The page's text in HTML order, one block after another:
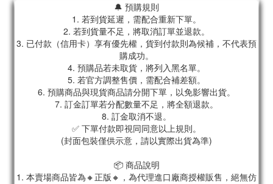
🔔 預購規則
1. 若到貨延遲，需配合重新下單。
2. 若到貨量不足，將取消訂單並退款。
3. 已付款（信用卡）享有優先權，貨到付款則為候補，不代表預
購成功。
4. 預購品若未取貨，將列入黑名單。
5. 若官方調整售價，需配合補差額。
6. 預購商品與現貨商品請分開下單，以免影響出貨。
7. 訂金訂單若分配數量不足，將全額退款。
8. 訂金取消不退。
✅ 下單付款即視同同意以上規則。
(封面包裝僅供示意，請以實際出貨為準)
📦 商品說明
1. 本賣場商品皆為🔸正版🔸，為代理進口廠商授權販售，絕無仿